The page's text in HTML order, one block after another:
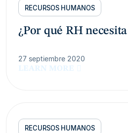
RECURSOS HUMANOS
¿Por qué RH
27 septiembre 2020
LEARN MORE
RECURSOS HUMANOS